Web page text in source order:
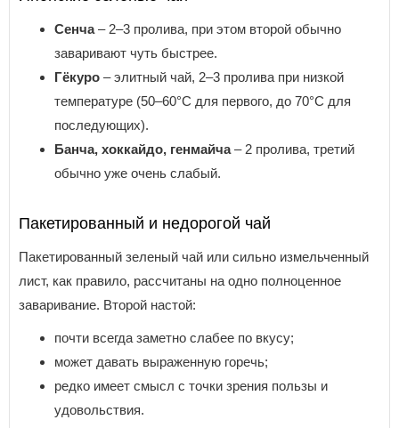
Сенча– 2–3 пролива, при этом второй обычно
заваривают чуть быстрее.
Гёкуро – элитный чай, 2–3 пролива при низкой
температуре (50–60°C для первого, до 70°C для
последующих).
Банча, хоккайдо, генмайча– 2 пролива, третий
обычно уже очень слабый.
Пакетированный и недорогой чай
Пакетированный зеленый чай или сильно измельченный
лист, как правило, рассчитаны на одно полноценное
заваривание. Второй настой:
почти всегда заметно слабее по вкусу;
может давать выраженную горечь;
редко имеет смысл с точки зрения пользы и
удовольствия.